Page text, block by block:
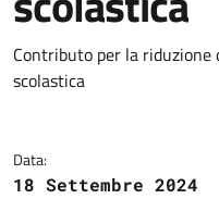
Dettagli
Contributo per la riduzione
scolastica
Data:
18 Settembre 2024